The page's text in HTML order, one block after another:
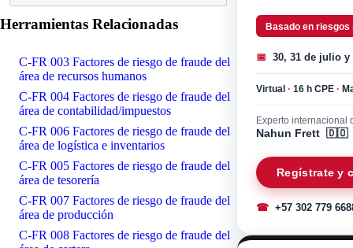
Herramientas Relacionadas
C-FR 003 Factores de riesgo de fraude del
área de recursos humanos
C-FR 004 Factores de riesgo de fraude del
área de contabilidad/impuestos
C-FR 006 Factores de riesgo de fraude del
área de logística e inventarios
C-FR 005 Factores de riesgo de fraude del
área de tesorería
C-FR 007 Factores de riesgo de fraude del
área de producción
C-FR 008 Factores de riesgo de fraude del
Basado en riesgos
📅 30, 31 de julio y
Virtual· 16 h CPE·
Experto internacional
Nahun Frett 🇩🇴
Regístrate y
☎ +57 302 779